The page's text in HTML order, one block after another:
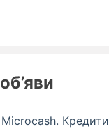
Microcash. Кредити